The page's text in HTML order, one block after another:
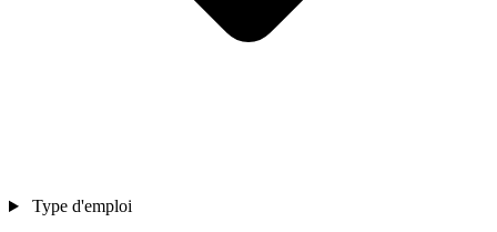
Type d'emploi